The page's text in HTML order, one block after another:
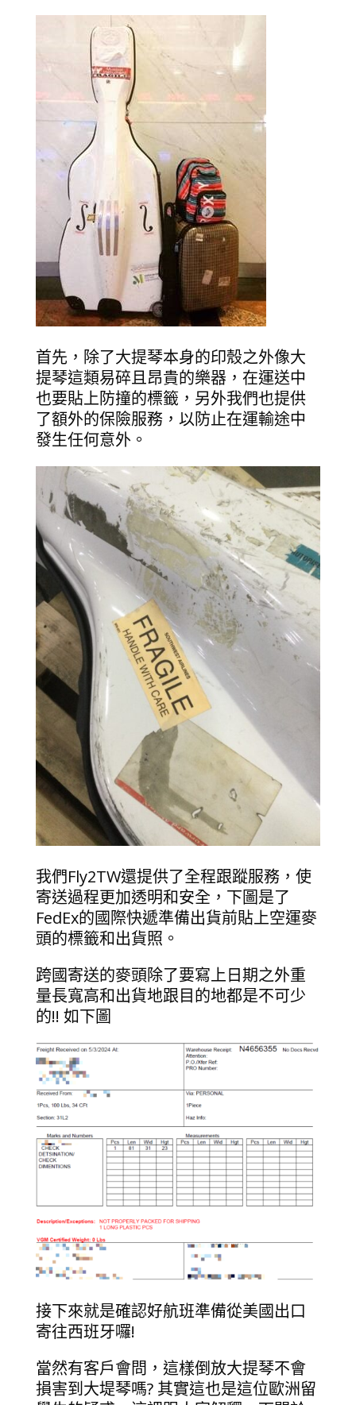
首先，除了大提琴本身的印殼之外像大
提琴這類易碎且昂貴的樂器，在運送中
也要貼上防撞的標籤，另外我們也提供
了額外的保險服務，以防止在運輸途中
發生任何意外。
我們Fly2TW還提供了全程跟蹤服務，使
寄送過程更加透明和安全，下圖是了
FedEx的國際快遞準備出貨前貼上空運麥
頭的標籤和出貨照。
跨國寄送的麥頭除了要寫上日期之外重
量長寬高和出貨地跟目的地都是不可少
的!! 如下圖
接下來就是確認好航班準備從美國出口
寄往西班牙囉!
當然有客戶會問，這樣倒放大提琴不會
損害到大堤琴嗎? 其實這也是這位歐洲留